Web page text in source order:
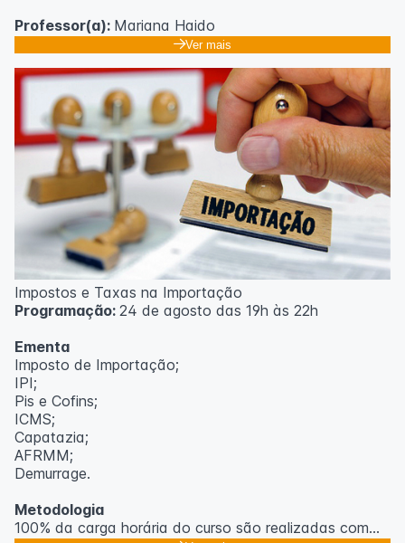
Professor(a): Mariana Haido
Ver mais
Impostos e Taxas na Importação
Programação: 24 de agosto das 19h às 22h
Ementa
Imposto de Importação;
IPI;
Pis e Cofins;
ICMS;
Capatazia;
AFRMM;
Demurrage.
Metodologia
100% da carga horária do curso são realizadas com